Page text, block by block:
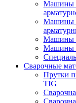
Машины
Машины
Машины
Машины
Сварочные
Прутки
TIG